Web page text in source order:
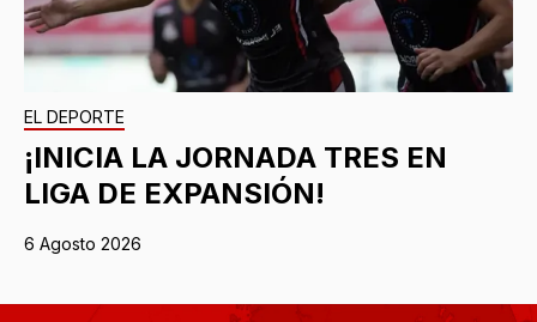
EL DEPORTE
¡INICIA LA JORNADA TRES EN
LIGA DE EXPANSIÓN!
6 Agosto 2026